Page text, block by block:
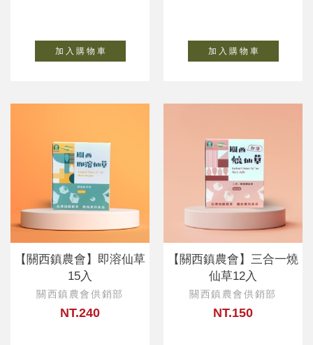
加 入 購 物 車 加 入 購 物 車
【關西鎮農會】即溶仙草
15入
關西鎮農會供銷部
NT.240
【關西鎮農會】三合一燒
仙草12入
關西鎮農會供銷部
NT.150